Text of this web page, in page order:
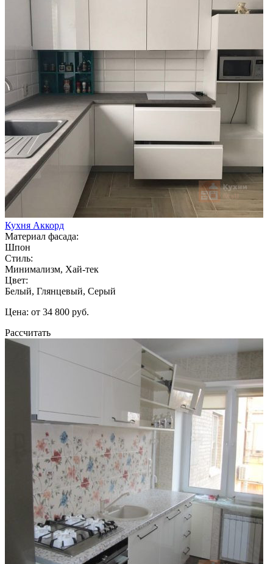
Кухня Аккорд
Материал фасада:
Шпон
Стиль:
Минимализм, Хай-тек
Цвет:
Белый, Глянцевый, Серый
Цена: от 34 800 руб.
Рассчитать